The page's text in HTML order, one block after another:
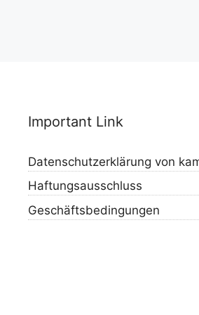
Important Link
Datenschutzerklärung von
Haftungsausschluss
Geschäftsbedingungen